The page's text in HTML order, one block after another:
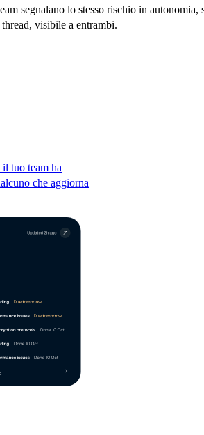
segnalano lo stesso rischio in autonomia,
visibile a entrambi.
tuo team ha
che aggiorna